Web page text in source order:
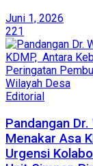
Juni 1, 2026
221
Editorial
Pandangan
Menakar Asa
Urgensi